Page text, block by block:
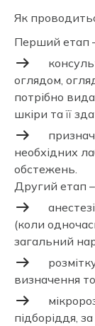
Як
Перший етап
оглядом,
потрібно
шкіри та її
необхідних
обстежень.
Другий етап
(коли
загальний
визначення
підборіддя,